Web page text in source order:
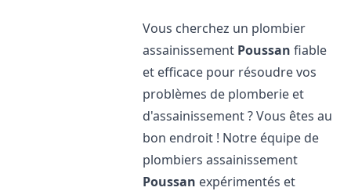
Vous cherchez un plombier
assainissement Poussan fiable
et efficace pour résoudre vos
problèmes de plomberie et
d'assainissement ? Vous êtes au
bon endroit ! Notre équipe de
plombiers assainissement
Poussan expérimentés et